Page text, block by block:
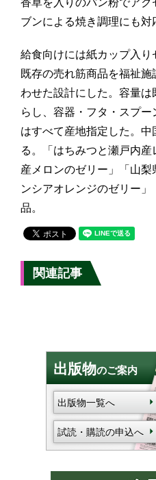
ブンによる焼き調理にも対
給食向けには紙カップ入り
既存の売れ筋商品を福祉
わせた設計にした。容量
らし、容器・フタ・スプ
はすべて産地指定した。
る。「はちみつと瀬戸内
産メロンのゼリー」「山
ンシアオレンジのゼリー
品。
関連記事
出版物のご案内
出版物一覧へ
試読・購読の申込へ